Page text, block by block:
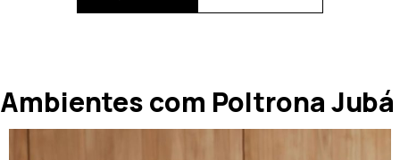
Ambientes com Poltrona Jubá